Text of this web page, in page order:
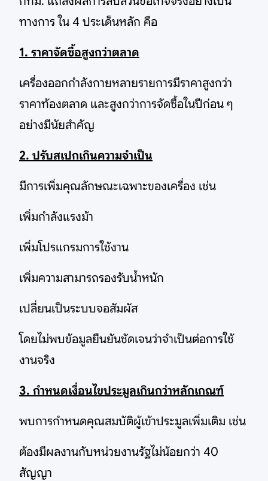
ทางการ ใน 4 ประเด็นหลัก คือ
1. ราคาจัดซื้อสูงกว่าตลาด
เครื่องออกกำลังกายหลายรายการมีราคาสูงกว่า
ราคาท้องตลาด และสูงกว่าการจัดซื้อในปีก่อน ๆ
อย่างมีนัยสำคัญ
2. ปรับสเปกเกินความจำเป็น
มีการเพิ่มคุณลักษณะเฉพาะของเครื่อง เช่น
เพิ่มกำลังแรงม้า
เพิ่มโปรแกรมการใช้งาน
เพิ่มความสามารถรองรับน้ำหนัก
เปลี่ยนเป็นระบบจอสัมผัส
โดยไม่พบข้อมูลยืนยันชัดเจนว่าจำเป็นต่อการใช้
งานจริง
3. กำหนดเงื่อนไขประมูลเกินกว่าหลักเกณฑ์
พบการกำหนดคุณสมบัติผู้เข้าประมูลเพิ่มเติม เช่น
ต้องมีผลงานกับหน่วยงานรัฐไม่น้อยกว่า 40
สัญญา